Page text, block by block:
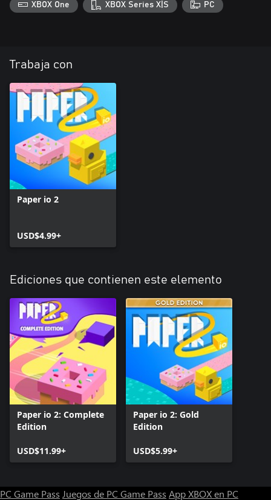
XBOX One XBOX Series X|S PC
Trabaja con
Paper io 2
USD$4.99+
Ediciones que contienen este elemento
Paper io 2: Complete
Edition
USD$11.99+
Paper io 2: Gold
Edition
USD$5.99+
PC Game Pass Juegos de PC Game Pass App XBOX en PC